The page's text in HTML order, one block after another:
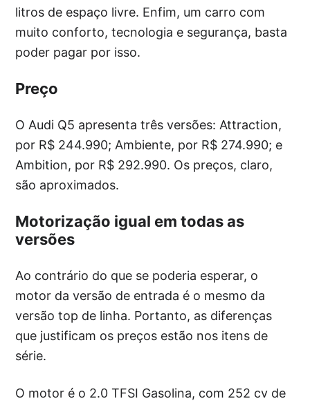
litros de espaço livre. Enfim, um carro com
muito conforto, tecnologia e segurança, basta
poder pagar por isso.
Preço
O Audi Q5 apresenta três versões: Attraction,
por R$ 244.990; Ambiente, por R$ 274.990; e
Ambition, por R$ 292.990. Os preços, claro,
são aproximados.
Motorização igual em todas as
versões
Ao contrário do que se poderia esperar, o
motor da versão de entrada é o mesmo da
versão top de linha. Portanto, as diferenças
que justificam os preços estão nos itens de
série.
O motor é o 2.0 TFSI Gasolina, com 252 cv de